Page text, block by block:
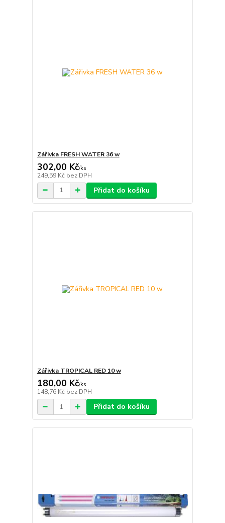
Zářivka FRESH WATER 36 w
302,00 Kč/ks
249,59 Kč bez DPH
Přidat do košíku
Zářivka TROPICAL RED 10 w
180,00 Kč/ks
148,76 Kč bez DPH
Přidat do košíku